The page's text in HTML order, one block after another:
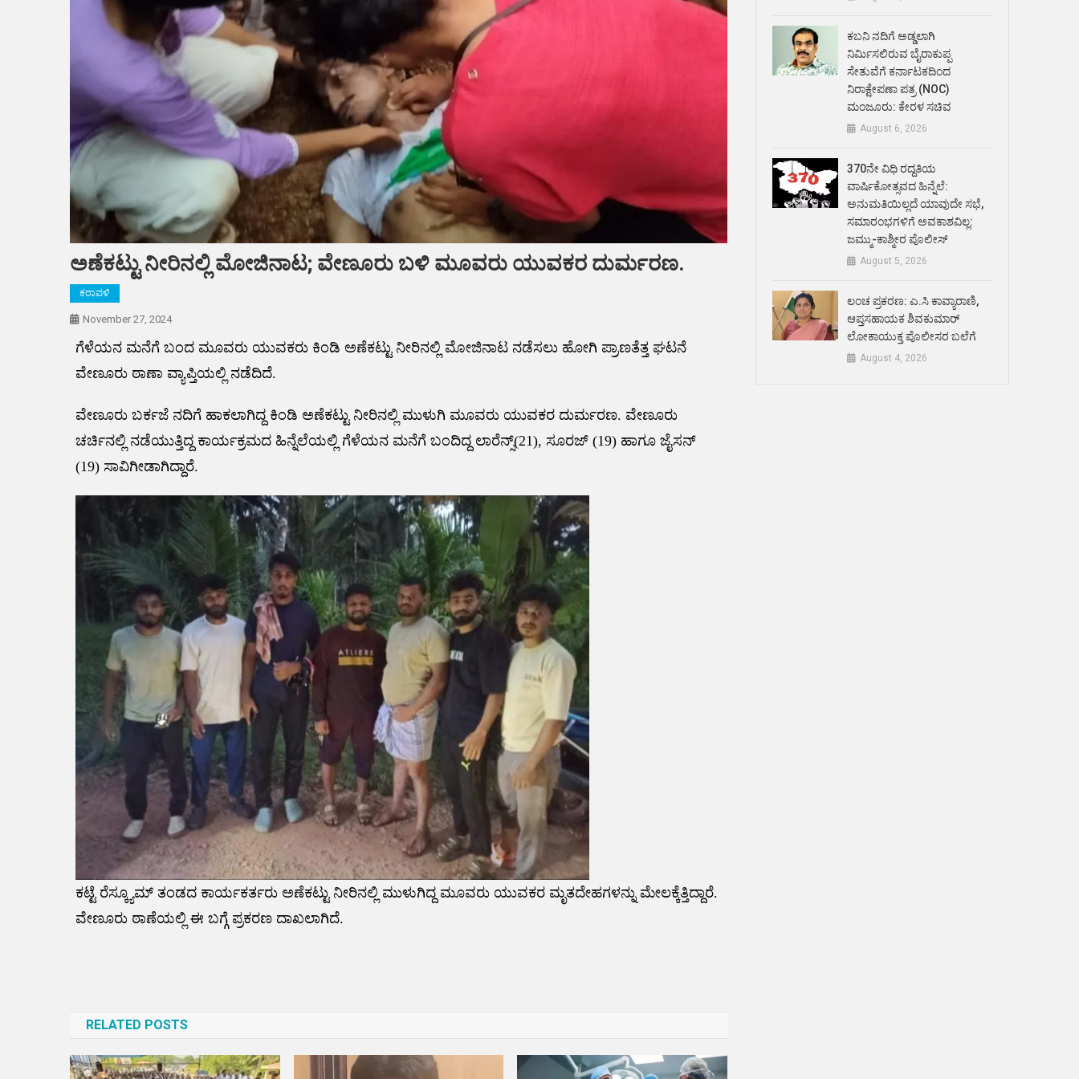
ಅಣೆಕಟ್ಟು ನೀರಿನಲ್ಲಿ ಮೋಜಿನಾಟ; ವೇಣೂರು ಬಳಿ ಮೂವರು ಯುವಕರ ದುರ್ಮರಣ.
ಕರಾವಳಿ
November 27, 2024
ಗೆಳೆಯನ ಮನೆಗೆ ಬಂದ ಮೂವರು ಯುವಕರು ಕಿಂಡಿ ಅಣೆಕಟ್ಟು ನೀರಿನಲ್ಲಿ ಮೋಜಿನಾಟ ನಡೆಸಲು ಹೋಗಿ ಪ್ರಾಣತೆತ್ತ ಘಟನೆ
ವೇಣೂರು ಠಾಣಾ ವ್ಯಾಪ್ತಿಯಲ್ಲಿ ನಡೆದಿದೆ.
ವೇಣೂರು ಬರ್ಕಜೆ ನದಿಗೆ ಹಾಕಲಾಗಿದ್ದ ಕಿಂಡಿ ಅಣೆಕಟ್ಟು ನೀರಿನಲ್ಲಿ ಮುಳುಗಿ ಮೂವರು ಯುವಕರ ದುರ್ಮರಣ. ವೇಣೂರು
ಚರ್ಚಿನಲ್ಲಿ ನಡೆಯುತ್ತಿದ್ದ ಕಾರ್ಯಕ್ರಮದ ಹಿನ್ನೆಲೆಯಲ್ಲಿ ಗೆಳೆಯನ ಮನೆಗೆ ಬಂದಿದ್ದ ಲಾರೆನ್ಸ್(21), ಸೂರಜ್ (19) ಹಾಗೂ ಜೈಸನ್
(19) ಸಾವಿಗೀಡಾಗಿದ್ದಾರೆ.
ಕಟ್ಟೆ ರೆಸ್ಕ್ಯೂಮ್ ತಂಡದ ಕಾರ್ಯಕರ್ತರು ಅಣೆಕಟ್ಟು ನೀರಿನಲ್ಲಿ ಮುಳುಗಿದ್ದ ಮೂವರು ಯುವಕರ ಮೃತದೇಹಗಳನ್ನು ಮೇಲಕ್ಕೆತ್ತಿದ್ದಾರೆ.
ವೇಣೂರು ಠಾಣೆಯಲ್ಲಿ ಈ ಬಗ್ಗೆ ಪ್ರಕರಣ ದಾಖಲಾಗಿದೆ.
RELATED POSTS
ಕಬನಿ ನದಿಗೆ ಅಡ್ಡಲಾಗಿ
ನಿರ್ಮಿಸಲಿರುವ ಬೈರಾಕುಪ್ಪ
ಸೇತುವೆಗೆ ಕರ್ನಾಟಕದಿಂದ
ನಿರಾಕ್ಷೇಪಣಾ ಪತ್ರ (NOC)
ಮಂಜೂರು: ಕೇರಳ ಸಚಿವ
August 6, 2026
370ನೇ ವಿಧಿ ರದ್ದತಿಯ
ವಾರ್ಷಿಕೋತ್ಸವದ ಹಿನ್ನೆಲೆ:
ಅನುಮತಿಯಿಲ್ಲದೆ ಯಾವುದೇ ಸಭೆ,
ಸಮಾರಂಭಗಳಿಗೆ ಅವಕಾಶವಿಲ್ಲ:
ಜಮ್ಮು-ಕಾಶ್ಮೀರ ಪೊಲೀಸ್
August 5, 2026
ಲಂಚ ಪ್ರಕರಣ: ಎ.ಸಿ ಕಾವ್ಯಾರಾಣಿ,
ಆಪ್ತಸಹಾಯಕ ಶಿವಕುಮಾರ್‌
ಲೋಕಾಯುಕ್ತ ಪೊಲೀಸರ ಬಲೆಗೆ
August 4, 2026